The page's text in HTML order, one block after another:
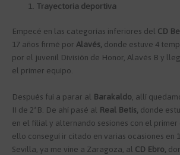
Trayectoria deportiva
Empecé en las categorías inferiores del CD
17 años firmé por Alavés, donde estuve 4
por el juvenil División de Honor, Alavés B y
el primer equipo.
Después fui a parar al Barakaldo, allí
II de 2ªB. De ahí pasé al Real Betis, donde
en el filial y alternando sesiones con el primer
ello conseguí ir citado en varias ocasiones en
Sevilla, ya me vine a Zaragoza, al CD Ebro,